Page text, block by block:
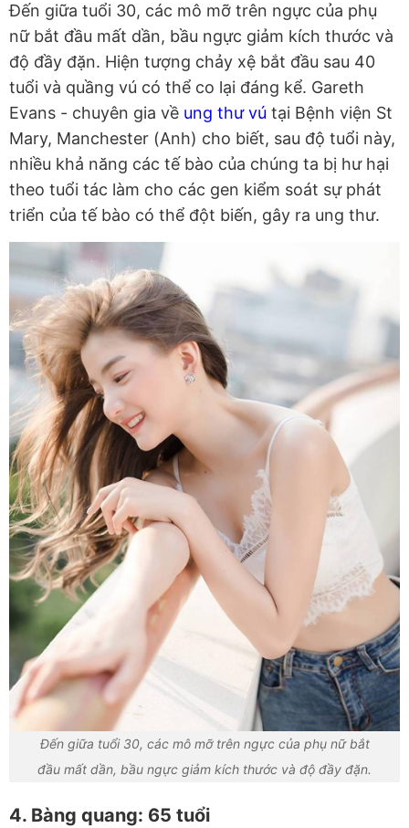
Đến giữa tuổi 30, các mô mỡ trên ngực của phụ
nữ bắt đầu mất dần, bầu ngực giảm kích thước và
độ đầy đặn. Hiện tượng chảy xệ bắt đầu sau 40
tuổi và quầng vú có thể co lại đáng kể. Gareth
Evans - chuyên gia về ung thư vú tại Bệnh viện St
Mary, Manchester (Anh) cho biết, sau độ tuổi này,
nhiều khả năng các tế bào của chúng ta bị hư hại
theo tuổi tác làm cho các gen kiểm soát sự phát
triển của tế bào có thể đột biến, gây ra ung thư.
Đến giữa tuổi 30, các mô mỡ trên ngực của phụ nữ bắt
đầu mất dần, bầu ngực giảm kích thước và độ đầy đặn.
4. Bàng quang: 65 tuổi